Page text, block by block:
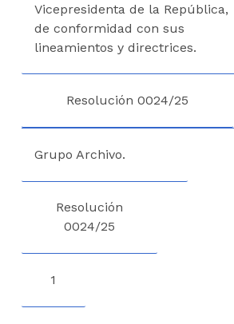
Vicepresidenta de la República,
de conformidad con sus
lineamientos y directrices.
Resolución 0024/25
Grupo Archivo.
Resolución
0024/25
1